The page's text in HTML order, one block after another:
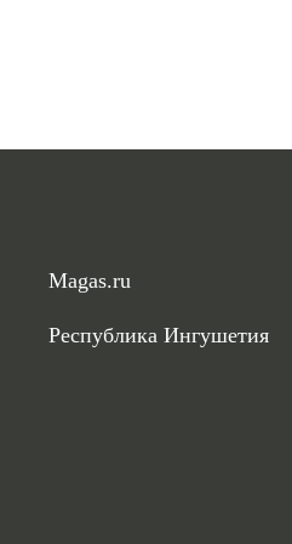
Magas.ru
Республика Ингушетия